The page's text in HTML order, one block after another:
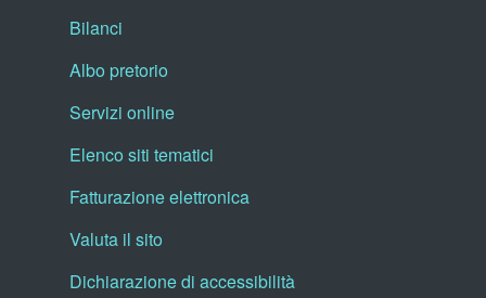
Bilanci
Albo pretorio
Servizi online
Elenco siti tematici
Fatturazione elettronica
Valuta il sito
Dichiarazione di accessibilità